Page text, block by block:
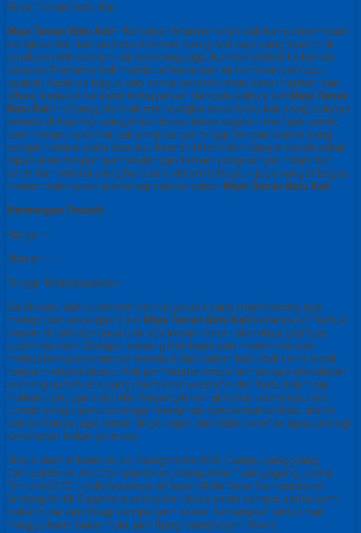
Meja Taman Batu Kali
Meja Taman Batu Kali– Kerajinan Marmer kini tidak hanya membuat
kerajinan dari bahan batu marmer dan granit saja yang saat ini di
produksi oleh kami,mulai sekarang juga ikut merambat ke bahan
batu kali.Pertama kali membuat kerajinan ini kami sangat ragu
apakah hasilnya bagus dan sama seperti bahan batu marmer dan
alhasil kerja keras kami terbayarkan dengan jadinya setMeja Taman
Batu Kali ini.Sungguh tidak menyangka sekali batu kali yang dulunya
berada di tepi-tepi sungai dan biasa-biasa saja kini menjadi cantik
dan mempunyai nilai jual yang sangat tinggi.Dengan warna yang
sangat natural yaitu abu-abu kearah hitam dan sangat cocok sekali
dipadukan dengan pemandangan taman yang sangat indah.Dan
serat dan tekstur yang berada di dalam batu pun juga sangat bagus
menambah kesan alami lagi dari kerajinan Meja Taman Batu Kali
Keterangan Produk :
Harga : –
Ukuran : –
Tinggi : Menyesuaikan
Salah satu dari customer kami juga ada yang memborong nya
mengorder sekaligus 2 setMeja Taman Batu Kali katanya sih “untuk
hiasan di cafe barunya biar ada kesan-kesan alaminya gitu”ujar
customer kami.Dengan senang hati kami pun menerima dan
mebuatkan pesanannya tersebut,dari bahan batu kali kami todak
hanya menyediakan untuk pembuatan meja taman saja melainkan
sekrang sudah ada yang memesan wastafel dari batu kali,meja
makan pun juga ada.Udah bayangin kan gimana rasanya punya
rumah yang dipenuhi dengan kerajinan dan berbahan batu alami
dan tentunya juga ramah lingkungan dan tidak berefek apapun bagi
kesehatan keluarga anda.
Untuk alamat kami di Jln. Kanigoro No.40A, Campurjanggrang,
Campurdarat, Kec.Campurdarat, Kabupaten Tulungagung, Jawa
Timur 66272. Lebih tepatnya di Depan Bale Desa Campurdarat.
Bintang Antik Sejahtera setiap hari buka senin sampai sabtu kami
buka mulai jam 8pagi sampai jam 4sore. Sedangkan untuk hari
minggu kami buka mulai jam 8pagi sampai jam 3sore.